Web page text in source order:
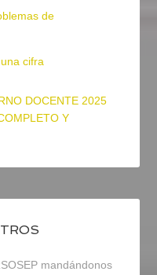
de
cifra
DOCENTE 2025
Y
mandándonos